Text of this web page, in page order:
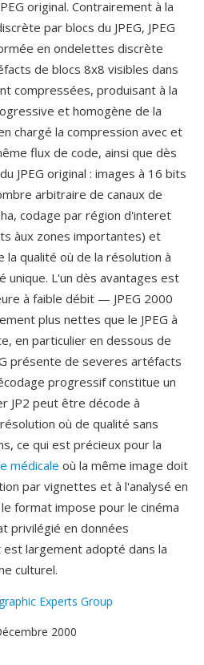
original. Contrairement à la
par blocs du JPEG, JPEG
en ondelettes discrète
de blocs 8x8 visibles dans
compressées, produisant à la
et homogène de la
chargé la compression avec et
flux de code, ainsi que dès
JPEG original : images à 16 bits
arbitraire de canaux de
codage par région d'interet
àux zones importantes) et
qualité où de la résolution à
unique. L'un dès avantages est
à faible débit — JPEG 2000
plus nettes que le JPEG à
en particulier en dessous de
présente de severes artéfacts
progressif constitue un
JP2 peut être décode à
où de qualité sans
ce qui est précieux pour la
médicale où la même image doit
par vignettes et à l'analysé en
format impose pour le cinéma
privilégié en données
est largement adopté dans la
culturel.
Experts Group
2000